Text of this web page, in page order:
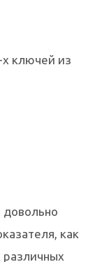
ключей из
как
различных